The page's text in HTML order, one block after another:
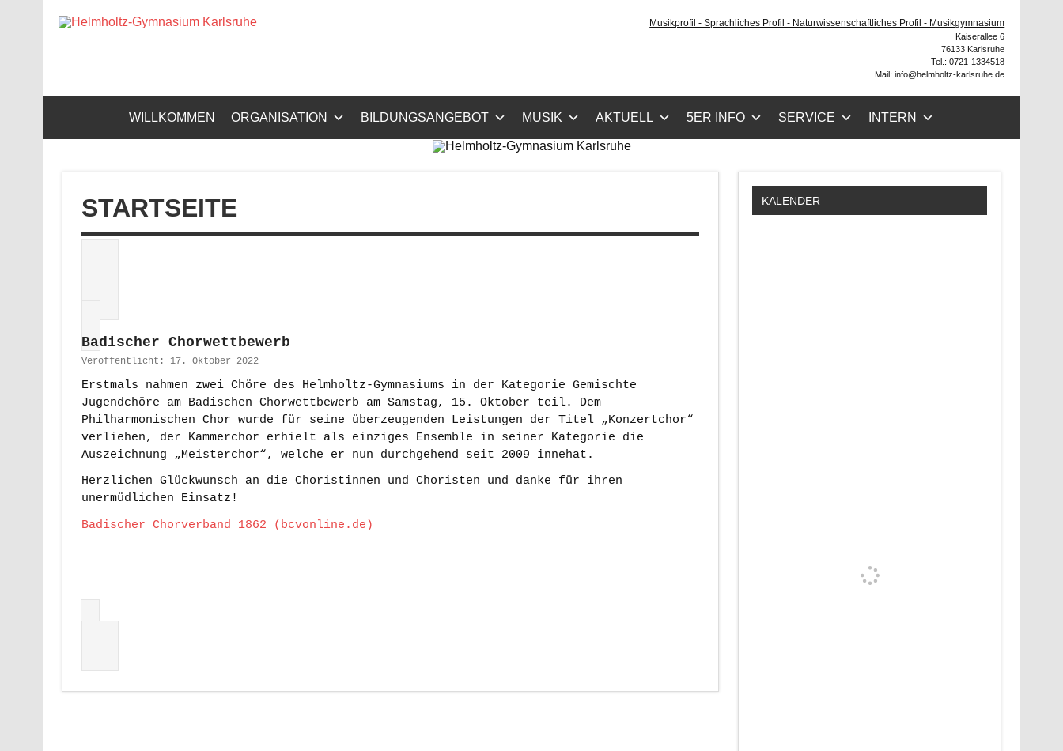
Helmholtz-Gymnasium KarlsruheMusikprofil - Sprachliches Profil - Naturwissenschaftliches Profil - Musikgymnasium
Kaiserallee 6
76133 Karlsruhe
Tel.: 0721-1334518
Mail: info@helmholtz-karlsruhe.de
WILLKOMMEN ORGANISATION BILDUNGSANGEBOT MUSIK AKTUELL 5ER INFO SERVICE INTERN
STARTSEITE
Badischer Chorwettbewerb
Veröffentlicht: 17. Oktober 2022
Erstmals nahmen zwei Chöre des Helmholtz-Gymnasiums in der Kategorie Gemischte
Jugendchöre am Badischen Chorwettbewerb am Samstag, 15. Oktober teil. Dem
Philharmonischen Chor wurde für seine überzeugenden Leistungen der Titel „Konzertchor“
verliehen, der Kammerchor erhielt als einziges Ensemble in seiner Kategorie die
Auszeichnung „Meisterchor“, welche er nun durchgehend seit 2009 innehat.
Herzlichen Glückwunsch an die Choristinnen und Choristen und danke für ihren
unermüdlichen Einsatz!
Badischer Chorverband 1862 (bcvonline.de)
KALENDER